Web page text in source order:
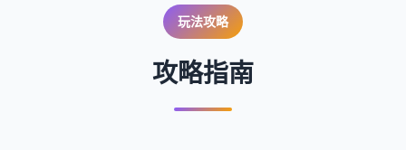
玩法攻略
攻略指南